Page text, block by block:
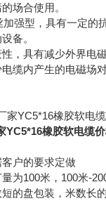
场合使用。
加强型，具有一定的
备。
，具有减少外界电
缆内产生的电磁场
YC5*16橡胶软电缆
户的要求定做
为100米，100米-
的盘包装，米数长